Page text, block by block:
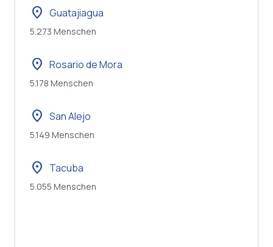
location_on Guatajiagua
5.273 Menschen
location_on Rosario de Mora
5.178 Menschen
location_on San Alejo
5.149 Menschen
location_on Tacuba
5.055 Menschen